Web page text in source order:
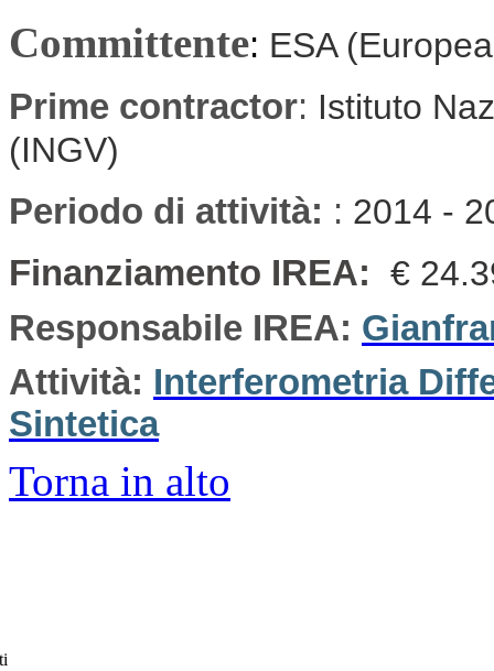
Committente: ESA
Prime contractor: Istituto
(INGV)
Periodo di attività: : 2014 -
Finanziamento IREA: €
Responsabile IREA:
Attività: Interferometria
Sintetica
Torna in alto